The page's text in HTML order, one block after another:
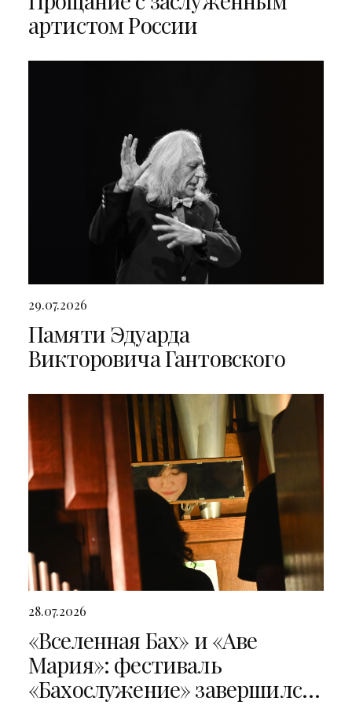
артистом России
29.07.2026
Памяти Эдуарда
Викторовича Гантовского
28.07.2026
«Вселенная Бах» и «Аве
Мария»: фестиваль
«Бахослужение» завершился